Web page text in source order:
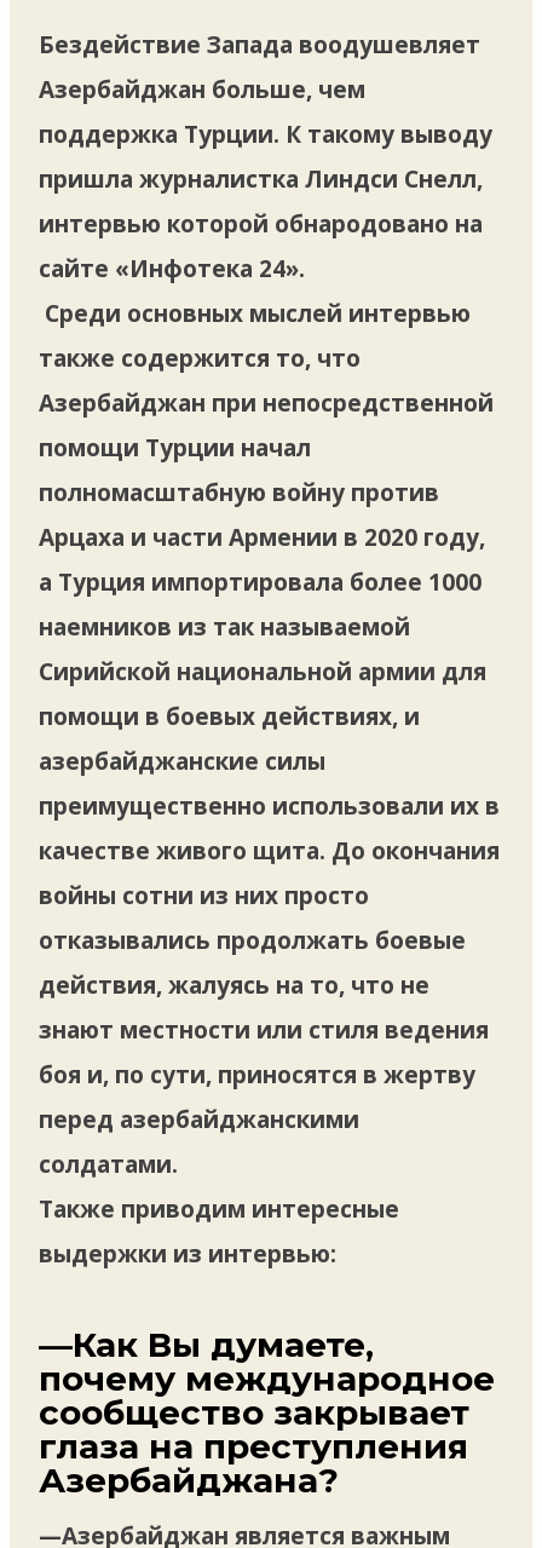
Бездействие Запада воодушевляет
Азербайджан больше, чем
поддержка Турции. К такому выводу
пришла журналистка Линдси Снелл,
интервью которой обнародовано на
сайте «Инфотека 24».
Среди основных мыслей интервью
также содержится то, что
Азербайджан при непосредственной
помощи Турции начал
полномасштабную войну против
Арцаха и части Армении в 2020 году,
а Турция импортировала более 1000
наемников из так называемой
Сирийской национальной армии для
помощи в боевых действиях, и
азербайджанские силы
преимущественно использовали их в
качестве живого щита. До окончания
войны сотни из них просто
отказывались продолжать боевые
действия, жалуясь на то, что не
знают местности или стиля ведения
боя и, по сути, приносятся в жертву
перед азербайджанскими
солдатами.
Также приводим интересные
выдержки из интервью:
—Как Вы думаете,
почему международное
сообщество закрывает
глаза на преступления
Азербайджана?
—Азербайджан является важным